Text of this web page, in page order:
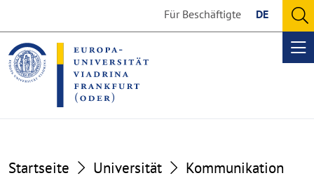
the
content
section
the
footer
section
Für Beschäftigte DE
Startseite Universität
Kommunikation